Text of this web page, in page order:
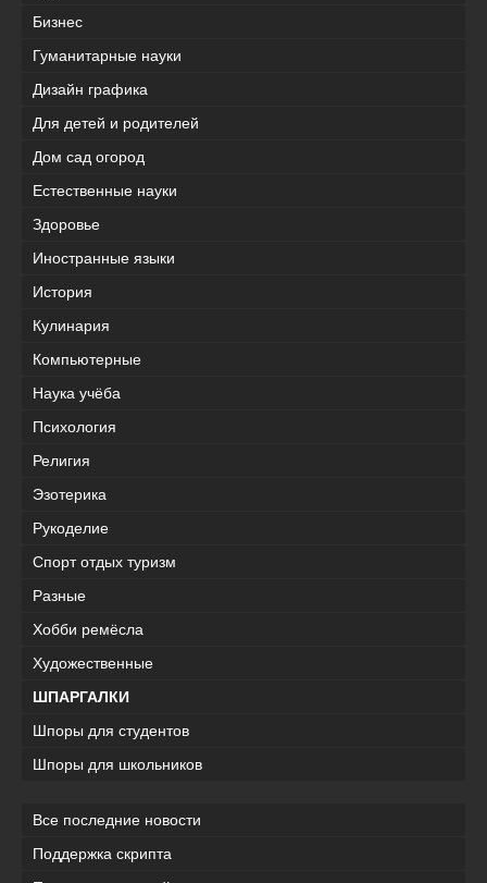
Бизнес
Гуманитарные науки
Дизайн графика
Для детей и родителей
Дом сад огород
Естественные науки
Здоровье
Иностранные языки
История
Кулинария
Компьютерные
Наука учёба
Психология
Религия
Эзотерика
Рукоделие
Спорт отдых туризм
Разные
Хобби ремёсла
Художественные
ШПАРГАЛКИ
Шпоры для студентов
Шпоры для школьников
Все последние новости
Поддержка скрипта